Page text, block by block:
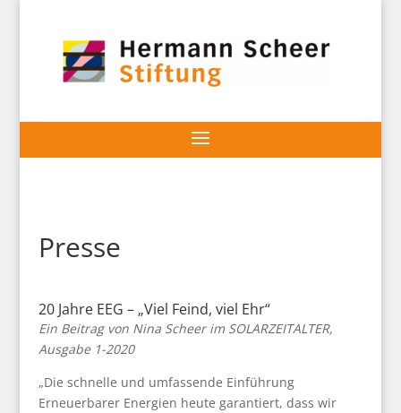
Presse
20 Jahre EEG – „Viel Feind, viel Ehr“
Ein Beitrag von Nina Scheer im SOLARZEITALTER,
Ausgabe 1-2020
„Die schnelle und umfassende Einführung
Erneuerbarer Energien heute garantiert, dass wir